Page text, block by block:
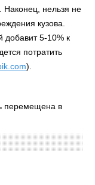
Наконец, нельзя не
кузова.
5-10% к
потратить
).
перемещена в